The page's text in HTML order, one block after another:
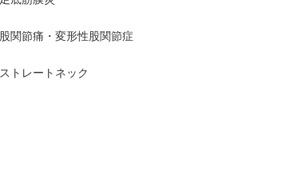
股関節痛・変形性股関節症
ストレートネック